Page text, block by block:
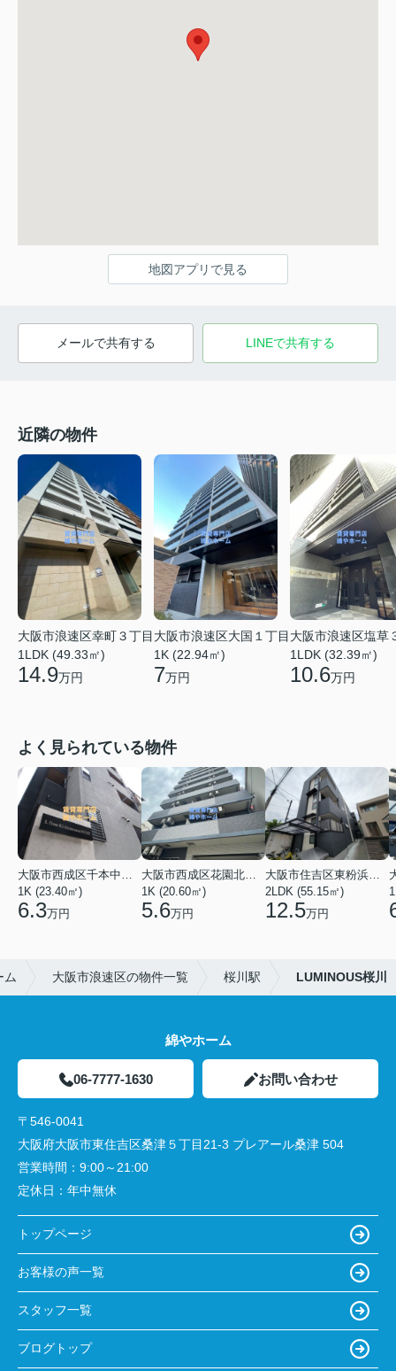
地図アプリで見る
メールで共有する LINEで共有する
近隣の物件
大阪市浪速区幸町３丁目
1LDK (49.33㎡)
14.9万円
大阪市浪速区大国１丁目
1K (22.94㎡)
7万円
大阪市浪速区塩草
1LDK (32.39㎡)
10.6万円
よく見られている物件
1K (23.40㎡)
6.3万円
1K (20.60㎡)
5.6万円
2LDK (55.15㎡)
12.5万円
ム 大阪市浪速区の物件一覧 桜川駅 LUMINOUS桜川
綿やホーム
06-7777-1630 お問い合わせ
〒546-0041
大阪府大阪市東住吉区桑津５丁目21-3 プレアール桑津 504
営業時間： 9:00～21:00
定休日： 年中無休
トップページ
お客様の声一覧
スタッフ一覧
ブログトップ